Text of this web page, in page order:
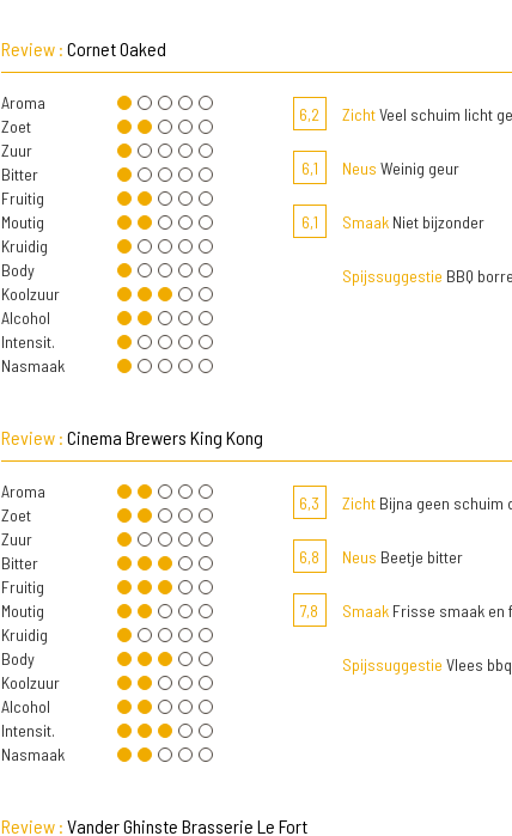
Review : Cornet Oaked
Aroma
Zoet
Zuur
Bitter
Fruitig
Moutig
Kruidig
Body
Koolzuur
Alcohol
Intensit.
Nasmaak
6,2 ZichtVeel schuim licht
6,1 Neus Weinig geur
6,1 SmaakNiet bijzonder
Spijssuggestie BBQ
Review : Cinema Brewers King Kong
Aroma
Zoet
Zuur
Bitter
Fruitig
Moutig
Kruidig
Body
Koolzuur
Alcohol
Intensit.
Nasmaak
6,3 ZichtBijna geen schuim
6,8 Neus Beetje bitter
7,8 SmaakFrisse smaak en
Spijssuggestie Vlees bbq
Review : Vander Ghinste Brasserie Le Fort